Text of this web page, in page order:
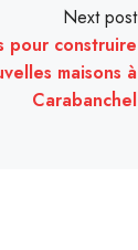
Next post
pour construire
maisons à
Carabanchel